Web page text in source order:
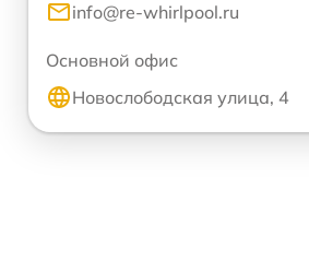
info@re-whirlpool.ru
Основной офис
Новослободская улица, 4